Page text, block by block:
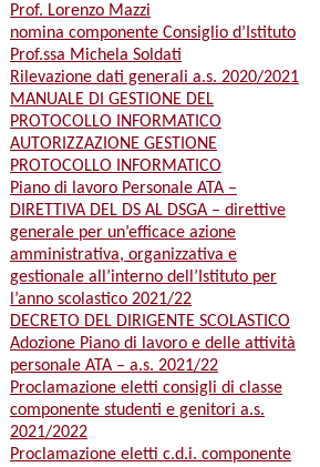
Prof. Lorenzo Mazzi
nomina componente Consiglio d’Istituto
Prof.ssa Michela Soldati
Rilevazione dati generali a.s. 2020/2021
MANUALE DI GESTIONE DEL
PROTOCOLLO INFORMATICO
AUTORIZZAZIONE GESTIONE
PROTOCOLLO INFORMATICO
Piano di lavoro Personale ATA –
DIRETTIVA DEL DS AL DSGA – direttive
generale per un’efficace azione
amministrativa, organizzativa e
gestionale all’interno dell’Istituto per
l’anno scolastico 2021/22
DECRETO DEL DIRIGENTE SCOLASTICO
Adozione Piano di lavoro e delle attività
personale ATA – a.s. 2021/22
Proclamazione eletti consigli di classe
componente studenti e genitori a.s.
2021/2022
Proclamazione eletti c.d.i. componente